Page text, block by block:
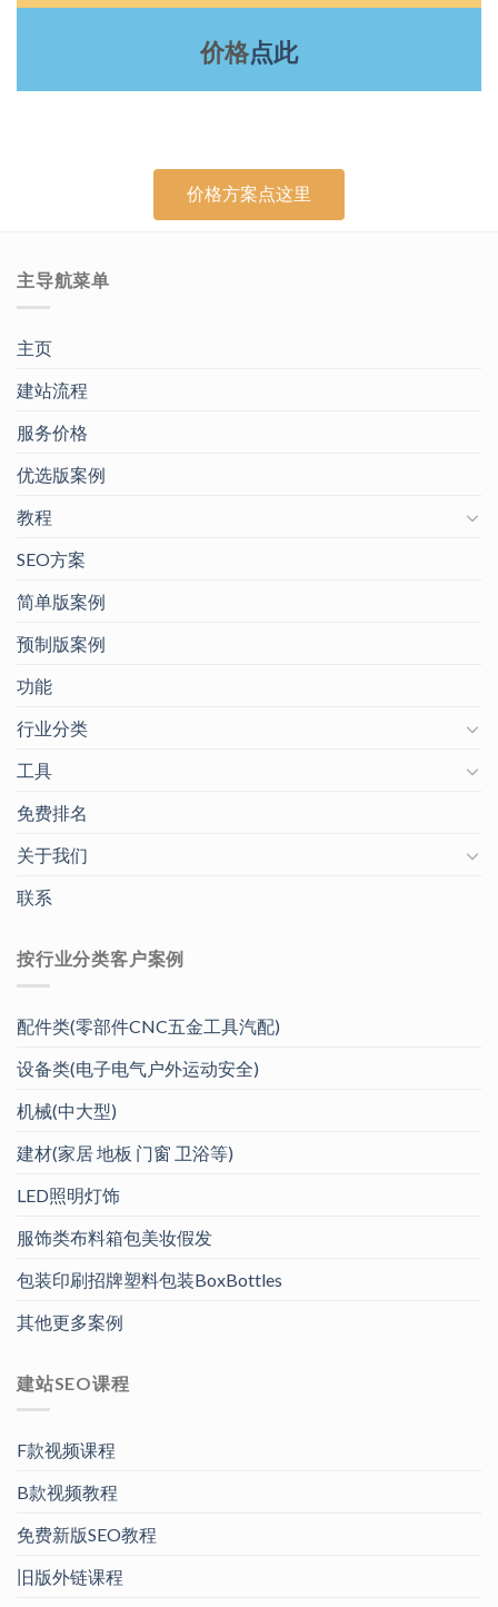
价格点此
价格方案点这里
主导航菜单
主页
建站流程
服务价格
优选版案例
教程
SEO方案
简单版案例
预制版案例
功能
行业分类
工具
免费排名
关于我们
联系
按行业分类客户案例
配件类(零部件CNC五金工具汽配)
设备类(电子电气户外运动安全)
机械(中大型)
建材(家居 地板 门窗 卫浴等)
LED照明灯饰
服饰类布料箱包美妆假发
包装印刷招牌塑料包装BoxBottles
其他更多案例
建站SEO课程
F款视频课程
B款视频教程
免费新版SEO教程
旧版外链课程